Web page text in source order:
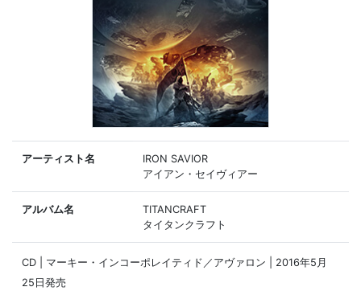
アーティスト名
IRON SAVIOR
アイアン・セイヴィアー
アルバム名
TITANCRAFT
タイタンクラフト
CD | マーキー・インコーポレイティド／アヴァロン | 2016年5月
25日発売